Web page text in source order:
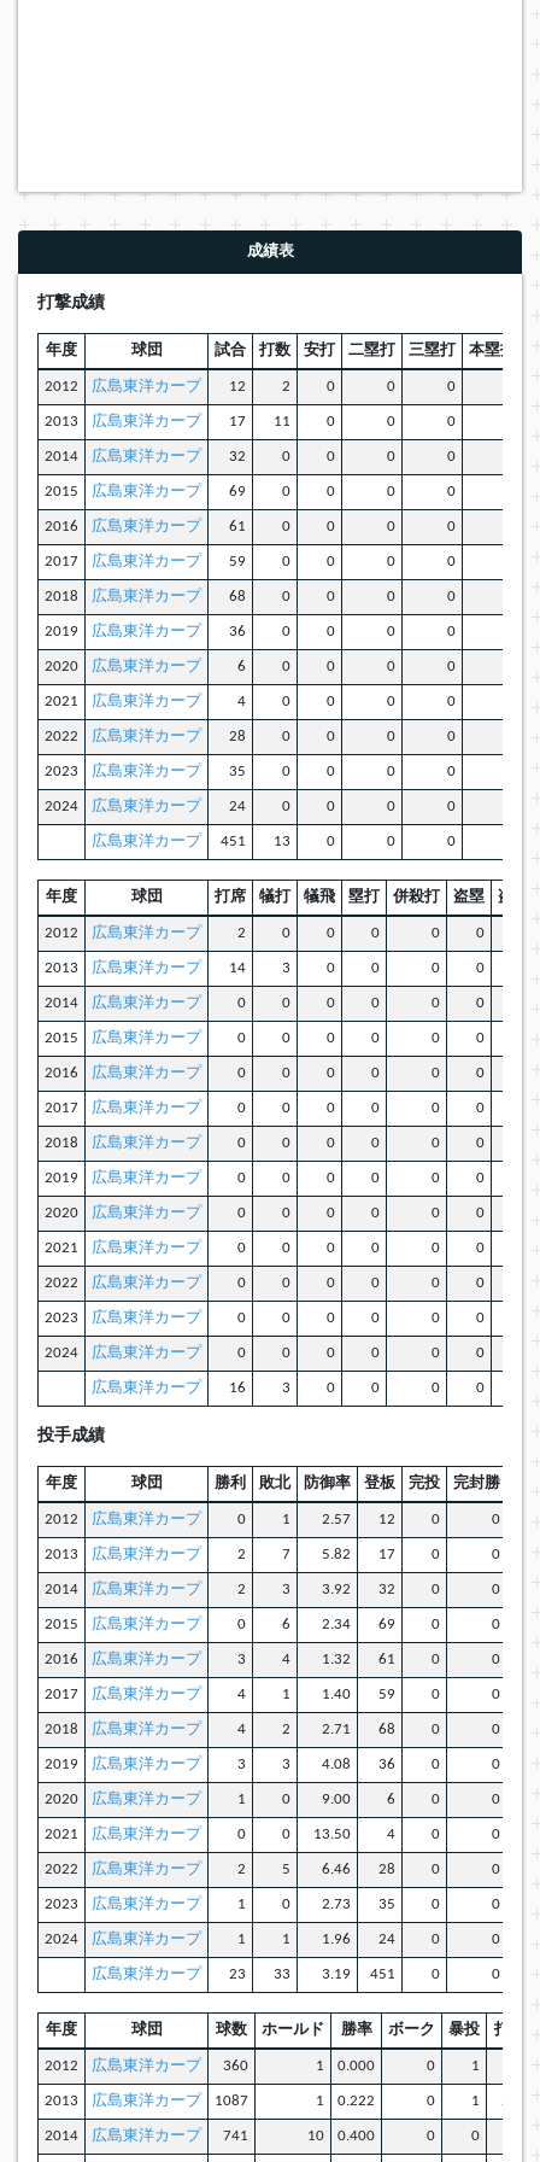
成績表
打撃成績
年度 球団 試合 打数 安打 二塁打 三塁打 本塁打
2012 広島東洋カープ 12 2 0 0 0
2013 広島東洋カープ 17 11 0 0 0
2014 広島東洋カープ 32 0 0 0 0
2015 広島東洋カープ 69 0 0 0 0
2016 広島東洋カープ 61 0 0 0 0
2017 広島東洋カープ 59 0 0 0 0
2018 広島東洋カープ 68 0 0 0 0
2019 広島東洋カープ 36 0 0 0 0
2020 広島東洋カープ 6 0 0 0 0
2021 広島東洋カープ 4 0 0 0 0
2022 広島東洋カープ 28 0 0 0 0
2023 広島東洋カープ 35 0 0 0 0
2024 広島東洋カープ 24 0 0 0 0
広島東洋カープ 451 13 0 0 0
年度 球団 打席 犠打 犠飛 塁打 併殺打 盗塁 盗塁
2012 広島東洋カープ 2 0 0 0 0 0
2013 広島東洋カープ 14 3 0 0 0 0
2014 広島東洋カープ 0 0 0 0 0 0
2015 広島東洋カープ 0 0 0 0 0 0
2016 広島東洋カープ 0 0 0 0 0 0
2017 広島東洋カープ 0 0 0 0 0 0
2018 広島東洋カープ 0 0 0 0 0 0
2019 広島東洋カープ 0 0 0 0 0 0
2020 広島東洋カープ 0 0 0 0 0 0
2021 広島東洋カープ 0 0 0 0 0 0
2022 広島東洋カープ 0 0 0 0 0 0
2023 広島東洋カープ 0 0 0 0 0 0
2024 広島東洋カープ 0 0 0 0 0 0
広島東洋カープ 16 3 0 0 0 0
投手成績
年度 球団 勝利 敗北 防御率 登板 完投 完封勝 無
2012 広島東洋カープ 0 1 2.57 12 0 0
2013 広島東洋カープ 2 7 5.82 17 0 0
2014 広島東洋カープ 2 3 3.92 32 0 0
2015 広島東洋カープ 0 6 2.34 69 0 0
2016 広島東洋カープ 3 4 1.32 61 0 0
2017 広島東洋カープ 4 1 1.40 59 0 0
2018 広島東洋カープ 4 2 2.71 68 0 0
2019 広島東洋カープ 3 3 4.08 36 0 0
2020 広島東洋カープ 1 0 9.00 6 0 0
2021 広島東洋カープ 0 0 13.50 4 0 0
2022 広島東洋カープ 2 5 6.46 28 0 0
2023 広島東洋カープ 1 0 2.73 35 0 0
2024 広島東洋カープ 1 1 1.96 24 0 0
広島東洋カープ 23 33 3.19 451 0 0
年度 球団 球数 ホールド 勝率 ボーク 暴投 打者
2012 広島東洋カープ 360 1 0.000 0 1
2013 広島東洋カープ 1087 1 0.222 0 1 273
2014 広島東洋カープ 741 10 0.400 0 0